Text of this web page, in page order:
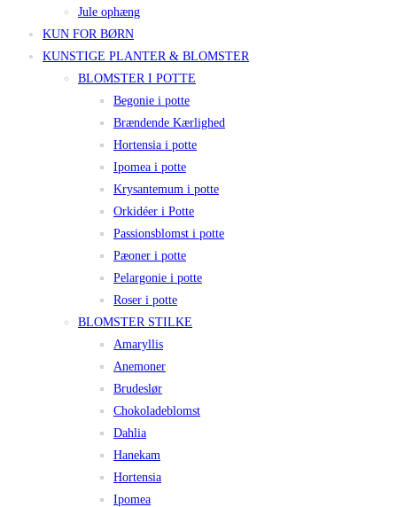
Jule ophæng
KUN FOR BØRN
KUNSTIGE PLANTER & BLOMSTER
BLOMSTER I POTTE
Begonie i potte
Brændende Kærlighed
Hortensia i potte
Ipomea i potte
Krysantemum i potte
Orkidéer i Potte
Passionsblomst i potte
Pæoner i potte
Pelargonie i potte
Roser i potte
BLOMSTER STILKE
Amaryllis
Anemoner
Brudeslør
Chokoladeblomst
Dahlia
Hanekam
Hortensia
Ipomea